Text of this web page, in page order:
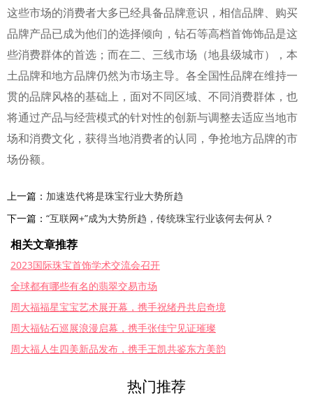
这些市场的消费者大多已经具备品牌意识，相信品牌、购买
品牌产品已成为他们的选择倾向，钻石等高档首饰饰品是这
些消费群体的首选；而在二、三线市场（地县级城市），本
土品牌和地方品牌仍然为市场主导。各全国性品牌在维持一
贯的品牌风格的基础上，面对不同区域、不同消费群体，也
将通过产品与经营模式的针对性的创新与调整去适应当地市
场和消费文化，获得当地消费者的认同，争抢地方品牌的市
场份额。
上一篇： 加速迭代将是珠宝行业大势所趋
下一篇： “互联网+”成为大势所趋，传统珠宝行业该何去何从？
相关文章推荐
2023国际珠宝首饰学术交流会召开
全球都有哪些有名的翡翠交易市场
周大福福星宝宝艺术展开幕，携手祝绪丹共启奇境
周大福钻石巡展浪漫启幕，携手张佳宁见证璀璨
周大福人生四美新品发布，携手王凯共鉴东方美韵
热门推荐